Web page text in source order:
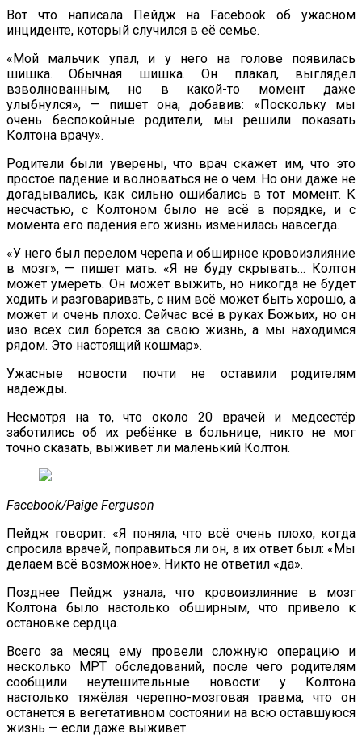
Вот что написала Пейдж на Facebook об ужасном
инциденте, который случился в её семье.
«Мой мальчик упал, и у него на голове появилась
шишка. Обычная шишка. Он плакал, выглядел
взволнованным, но в какой-то момент даже
улыбнулся», — пишет она, добавив: «Поскольку мы
очень беспокойные родители, мы решили показать
Колтона врачу».
Родители были уверены, что врач скажет им, что это
простое падение и волноваться не о чем. Но они даже не
догадывались, как сильно ошибались в тот момент. К
несчастью, с Колтоном было не всё в порядке, и с
момента его падения его жизнь изменилась навсегда.
«У него был перелом черепа и обширное кровоизлияние
в мозг», — пишет мать. «Я не буду скрывать… Колтон
может умереть. Он может выжить, но никогда не будет
ходить и разговаривать, с ним всё может быть хорошо, а
может и очень плохо. Сейчас всё в руках Божьих, но он
изо всех сил борется за свою жизнь, а мы находимся
рядом. Это настоящий кошмар».
Ужасные новости почти не оставили родителям
надежды.
Несмотря на то, что около 20 врачей и медсестёр
заботились об их ребёнке в больнице, никто не мог
точно сказать, выживет ли маленький Колтон.
Facebook/Paige Ferguson
Пейдж говорит: «Я поняла, что всё очень плохо, когда
спросила врачей, поправиться ли он, а их ответ был: «Мы
делаем всё возможное». Никто не ответил «да».
Позднее Пейдж узнала, что кровоизлияние в мозг
Колтона было настолько обширным, что привело к
остановке сердца.
Всего за месяц ему провели сложную операцию и
несколько МРТ обследований, после чего родителям
сообщили неутешительные новости: у Колтона
настолько тяжёлая черепно-мозговая травма, что он
останется в вегетативном состоянии на всю оставшуюся
жизнь — если даже выживет.